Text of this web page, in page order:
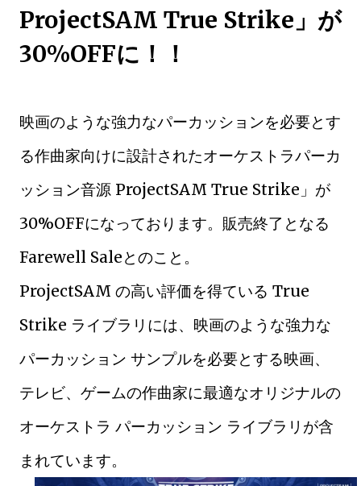
ProjectSAM True Strike」が
30%OFFに！！
映画のような強力なパーカッションを必要とす
る作曲家向けに設計されたオーケストラパーカ
ッション音源 ProjectSAM True Strike」が
30%OFFになっております。販売終了となる
Farewell Saleとのこと。
ProjectSAM の高い評価を得ている True
Strike ライブラリには、映画のような強力な
パーカッション サンプルを必要とする映画、
テレビ、ゲームの作曲家に最適なオリジナルの
オーケストラ パーカッション ライブラリが含
まれています。